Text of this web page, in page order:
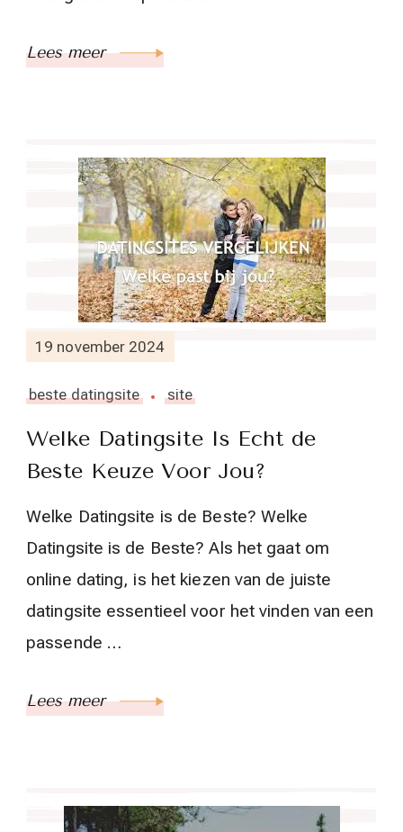
Lees meer
19 november 2024
beste datingsite site
Welke Datingsite Is Echt de
Beste Keuze Voor Jou?
Welke Datingsite is de Beste? Welke
Datingsite is de Beste? Als het gaat om
online dating, is het kiezen van de juiste
datingsite essentieel voor het vinden van een
passende …
Lees meer